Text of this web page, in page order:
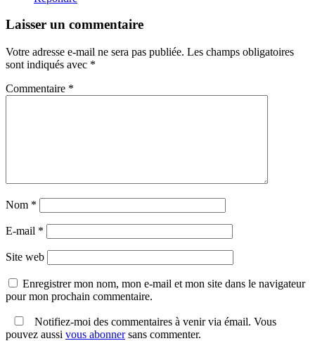
Laisser un commentaire
Votre adresse e-mail ne sera pas publiée. Les champs obligatoires
sont indiqués avec *
Commentaire *
Nom *
E-mail *
Site web
Enregistrer mon nom, mon e-mail et mon site dans le navigateur
pour mon prochain commentaire.
Notifiez-moi des commentaires à venir via émail. Vous
pouvez aussi vous abonnersans commenter.